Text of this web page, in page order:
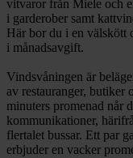
vitvaror från Miele och
i garderober samt
Här bor du i en välskött
i månadsavgift.
Vindsvåningen är
av restauranger, butiker
minuters promenad når
kommunikationer,
flertalet bussar. Ett par
erbjuder en vacker